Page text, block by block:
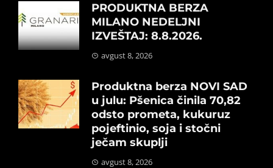
PRODUKTNA BERZA
MILANO NEDELJNI
IZVEŠTAJ: 8.8.2026.
avgust 8, 2026
Produktna berza NOVI SAD
u julu: Pšenica činila 70,82
odsto prometa, kukuruz
pojeftinio, soja i stočni
ječam skuplji
avgust 8, 2026